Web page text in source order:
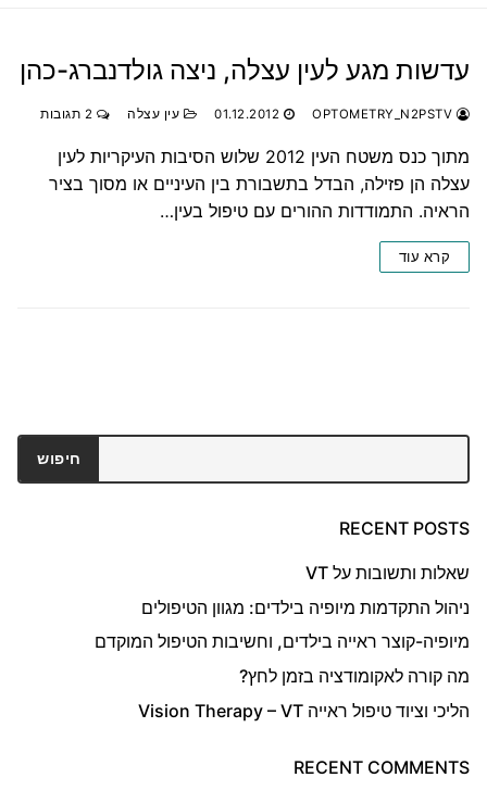
עדשות מגע לעין עצלה, ניצה גולדנברג-כהן
01.12.2012 עין עצלה
מתוך כנס משטח העין 2012 שלוש הסיבות העיקריות לעין
עצלה הן פזילה, הבדל בתשבורת בין העיניים או מסוך בציר
הראיה. התמודדות ההורים עם טיפול בעין…
קרא עוד
חיפוש
RECENT POSTS
שאלות ותשובות על VT
ניהול התקדמות מיופיה בילדים: מגוון הטיפולים
מיופיה-קוצר ראייה בילדים, וחשיבות הטיפול המוקדם
מה קורה לאקומודציה בזמן לחץ?
הליכי וציוד טיפול ראייה Vision Therapy – VT
RECENT COMMENTS